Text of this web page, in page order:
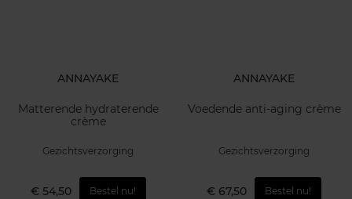
ANNAYAKE
Matterende hydraterende
crème
Gezichtsverzorging
€ 54,50 Bestel nu!
ANNAYAKE
Voedende anti-aging crème
Gezichtsverzorging
€ 67,50 Bestel nu!